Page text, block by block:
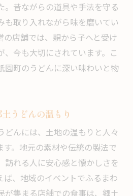
。昔ながらの道具や手法を守る
も取り入れながら味を磨いてい
の店舗では、親から子へと受け
今も大切にされています。こ
園町のうどんに深い味わいと物
うどんの温もり
どんには、土地の温もりと人々
。地元の素材や伝統の製法で
訪れる人に安心感と懐かしさを
ば、地域のイベントでふるまわ